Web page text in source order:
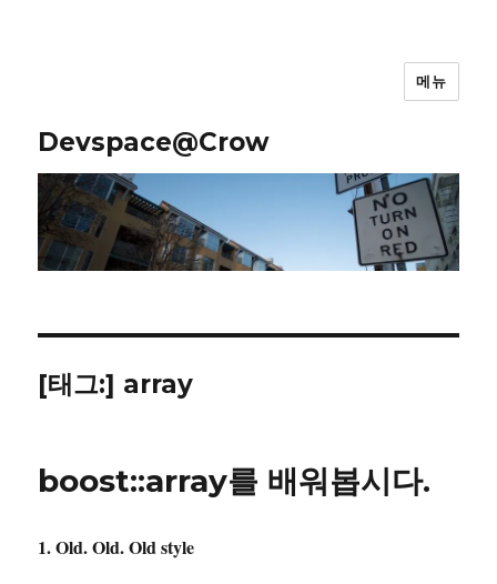
Devspace@Crow
메뉴
[태그:] array
boost::array를 배워봅시다.
1. Old. Old. Old style